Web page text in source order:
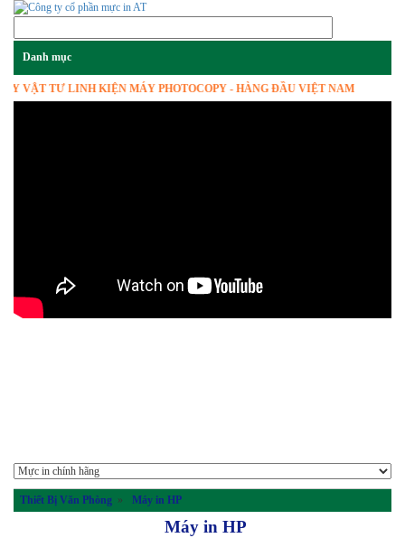
TƯ LINH KIỆN MÁY PHOTOCOPY - HÀNG ĐẦU VIỆT NAM
Thiết Bị Văn Phòng » Máy in HP
Máy in HP